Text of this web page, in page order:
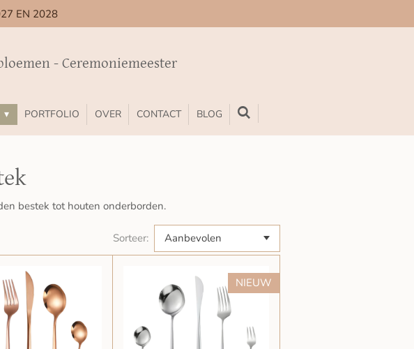
EN 2028
- Ceremoniemeester
PORTFOLIO OVER CONTACT BLOG
bestek tot houten onderborden.
Sorteer:
NIEUW